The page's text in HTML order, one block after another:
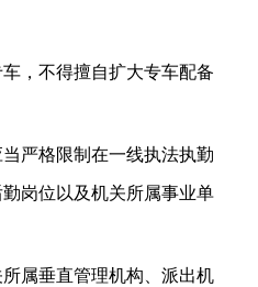
不得擅自扩大专车配备
格限制在一线执法执勤
岗位以及机关所属事业单
属垂直管理机构、派出机